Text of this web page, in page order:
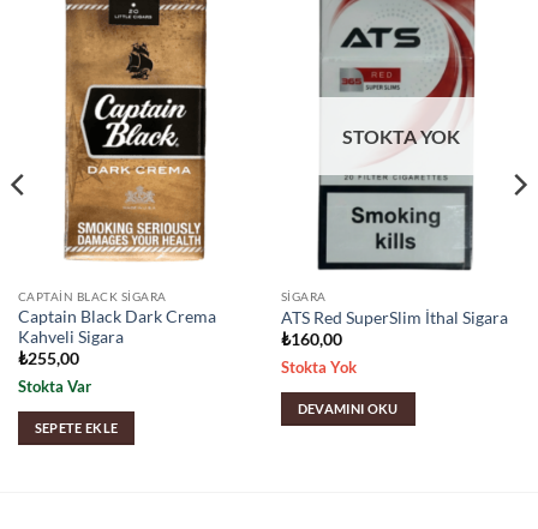
CAPTAIN BLACK SIGARA
Captain Black Dark Crema
Kahveli Sigara
₺255,00
Stokta Var
SEPETE EKLE
STOKTA YOK
SIGARA
ATS Red SuperSlim İthal Sigara
₺160,00
Stokta Yok
DEVAMINI OKU